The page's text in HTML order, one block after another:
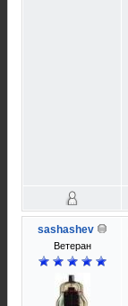
sashashev
Ветеран